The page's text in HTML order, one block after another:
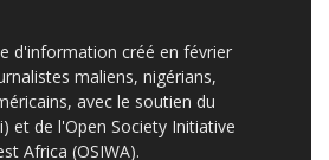
d'information créé en février
maliens, nigérians,
avec le soutien du
et de l'Open Society Initiative
Africa (OSIWA).